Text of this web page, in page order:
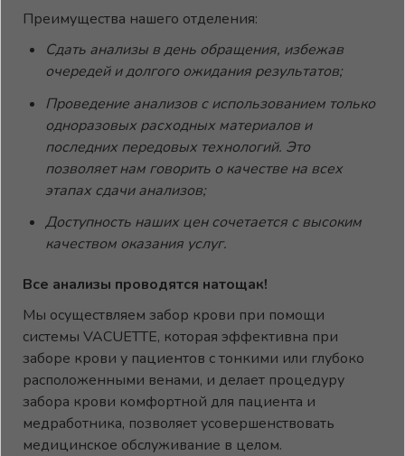
Преимущества нашего отделения:
Сдать анализы в день обращения, избежав
очередей и долгого ожидания результатов;
Проведение анализов с использованием только
одноразовых расходных материалов и
последних передовых технологий. Это
позволяет нам говорить о качестве на всех
этапах сдачи анализов;
Доступность наших цен сочетается с высоким
качеством оказания услуг.
Все анализы проводятся натощак!
Мы осуществляем забор крови при помощи
системы VACUETTE, которая эффективна при
заборе крови у пациентов с тонкими или глубоко
расположенными венами, и делает процедуру
забора крови комфортной для пациента и
медработника, позволяет усовершенствовать
медицинское обслуживание в целом.